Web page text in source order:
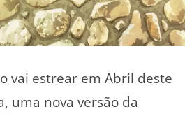
vai estrear em Abril deste
uma nova versão da